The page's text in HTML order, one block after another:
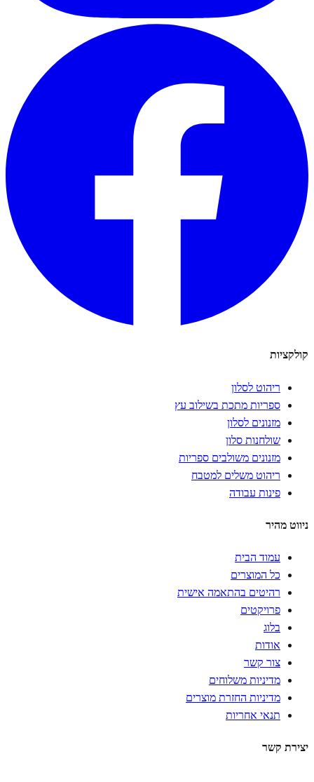
קולקציות
ריהוט לסלון
ספריות מתכת בשילוב עץ
מזנונים לסלון
שולחנות סלון
מזנונים משולבים ספריות
ריהוט משלים למטבח
פינות עבודה
ניווט מהיר
עמוד הבית
כל המוצרים
רהיטים בהתאמה אישית
פרויקטים
בלוג
אודות
צור קשר
מדיניות משלוחים
מדיניות החזרת מוצרים
תנאי אחריות
יצירת קשר